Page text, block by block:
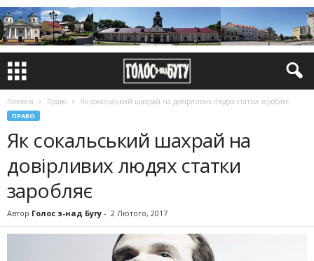
Головна Право Як сокальський шахрай на довірливих людях статки заробляє
ПРАВО
Як сокальський шахрай на
довірливих людях статки
заробляє
Автор Голос з-над Бугу - 2 Лютого, 2017